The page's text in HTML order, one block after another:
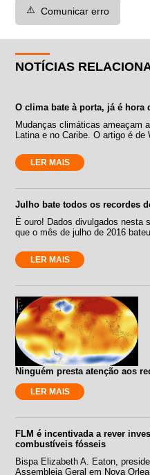
⚠️ Comunicar erro
NOTÍCIAS
O clima bate à porta, já é hora
Mudanças climáticas ameaçam
Latina e no Caribe. O artigo é
LER MAIS
Julho bate todos os recordes
É ouro! Dados divulgados nesta
que o mês de julho de 2016
LER MAIS
Ninguém presta atenção aos
LER MAIS
FLM é incentivada a rever
combustíveis fósseis
Bispa Elizabeth A. Eaton,
Assembleia Geral em Nova